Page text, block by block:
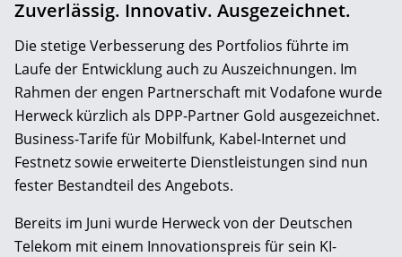
Zuverlässig. Innovativ. Ausgezeichnet.
Die stetige Verbesserung des Portfolios führte im
Laufe der Entwicklung auch zu Auszeichnungen. Im
Rahmen der engen Partnerschaft mit Vodafone wurde
Herweck kürzlich als DPP-Partner Gold ausgezeichnet.
Business-Tarife für Mobilfunk, Kabel-Internet und
Festnetz sowie erweiterte Dienstleistungen sind nun
fester Bestandteil des Angebots.
Bereits im Juni wurde Herweck von der Deutschen
Telekom mit einem Innovationspreis für sein KI-